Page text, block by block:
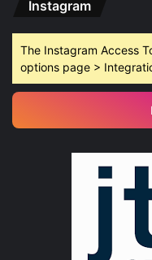
Instagram
The Instagram Access
options page >